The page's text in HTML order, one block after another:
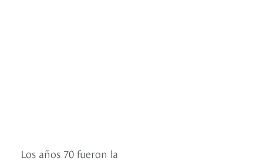
Los años 70 fueron la